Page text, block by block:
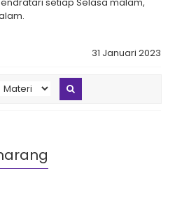
31 Januari 2023